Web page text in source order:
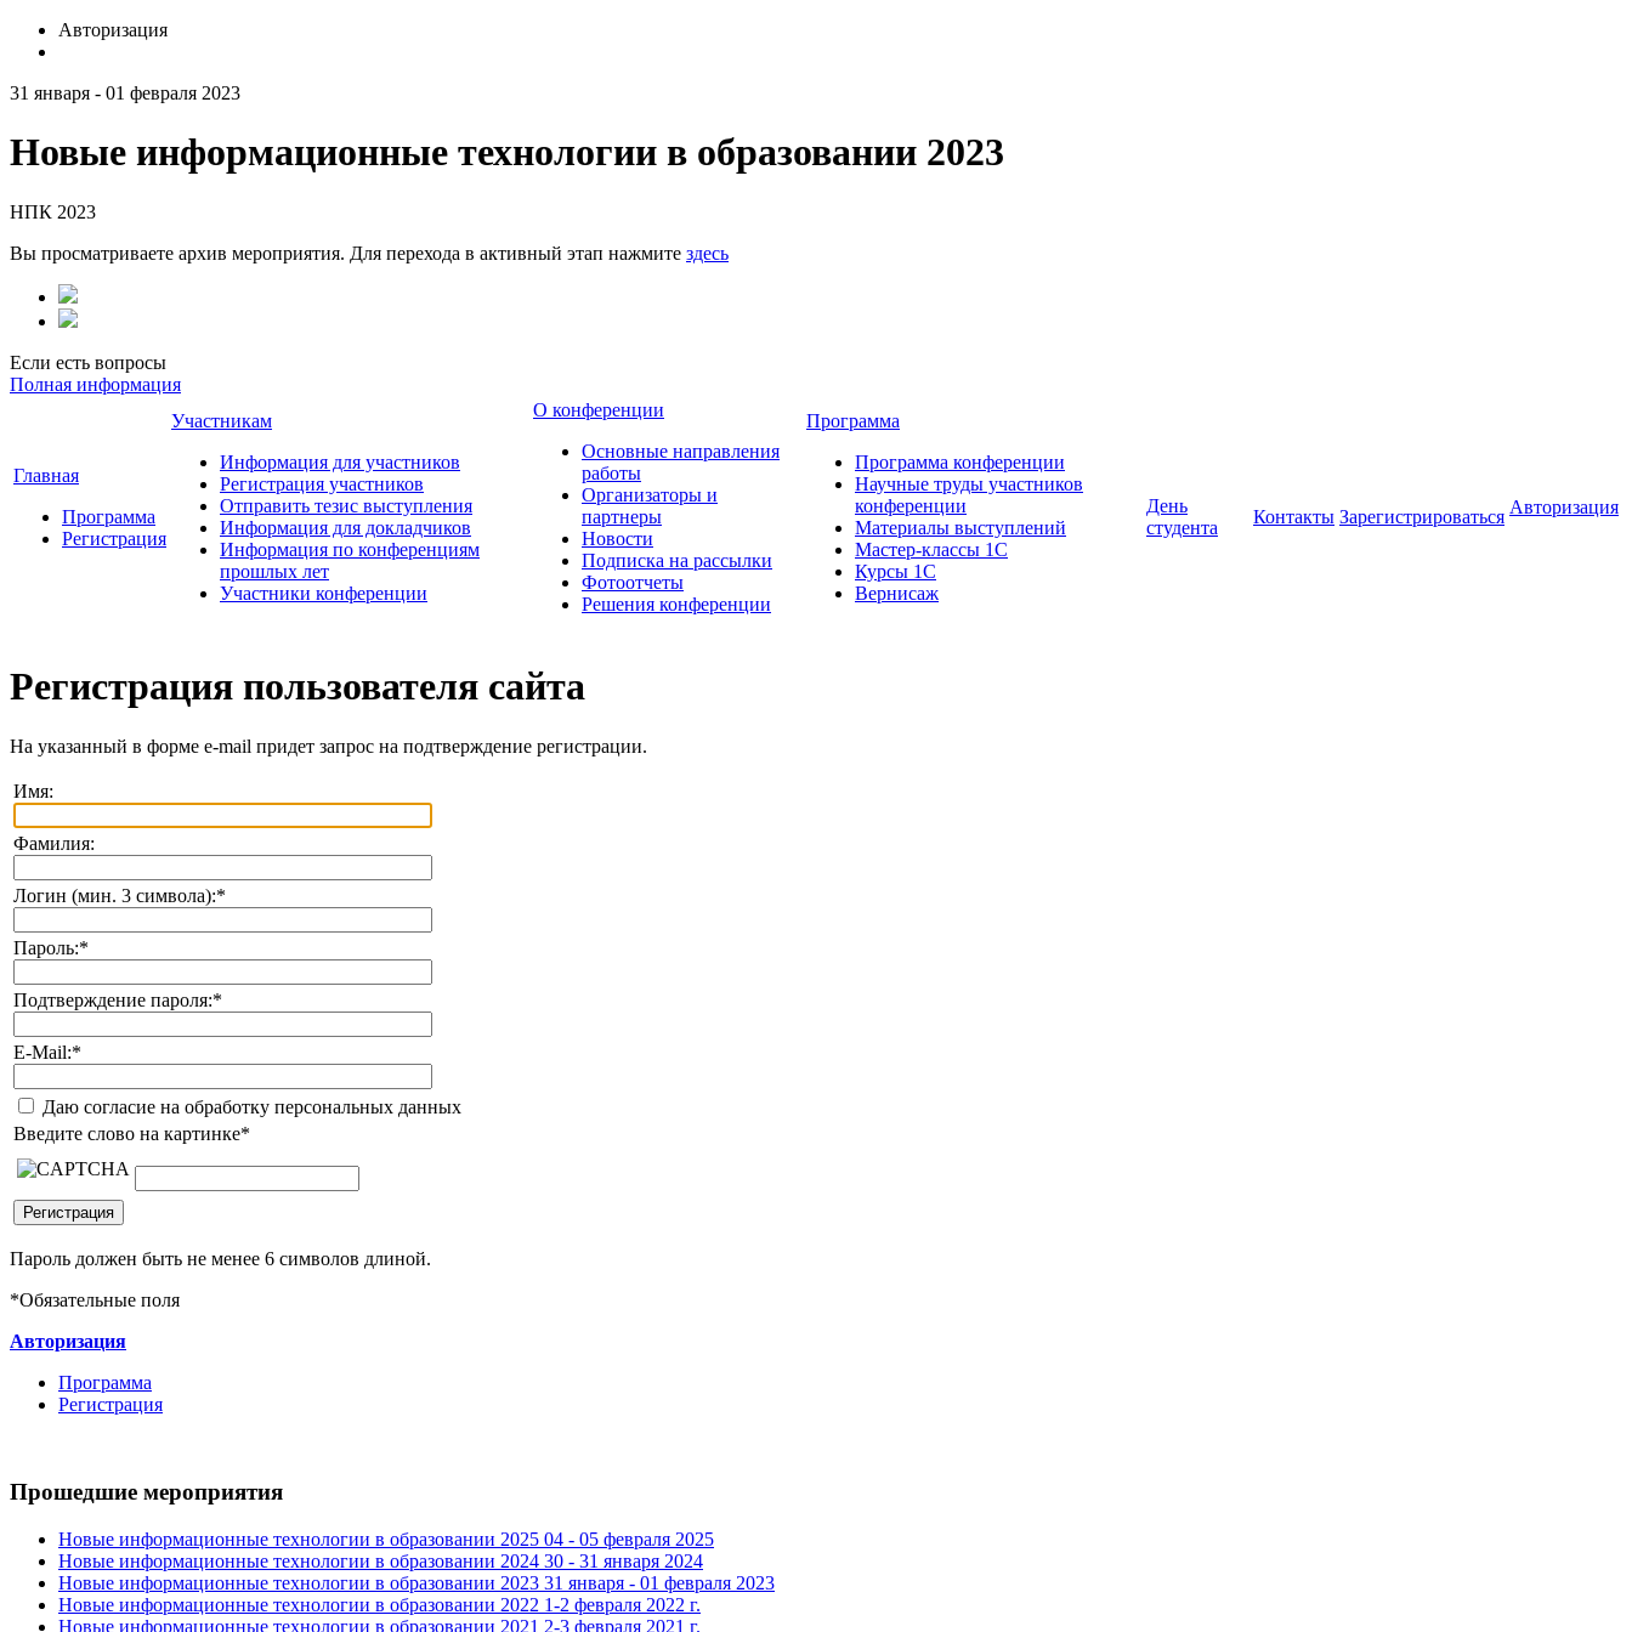
Авторизация
31 января - 01 февраля 2023
Новые информационные технологии в образовании 2023
НПК 2023
Вы просматриваете архив мероприятия. Для перехода в активный этап нажмите здесь
Если есть вопросы
Полная информация
Главная
Программа
Регистрация
Участникам
Информация для участников
Регистрация участников
Отправить тезис выступления
Информация для докладчиков
Информация по конференциям
прошлых лет
Участники конференции
О конференции
Основные направления
работы
Организаторы и
партнеры
Новости
Подписка на рассылки
Фотоотчеты
Решения конференции
Программа
Программа конференции
Научные труды участников
конференции
Материалы выступлений
Мастер-классы 1С
Курсы 1С
Вернисаж
День
студента
Контакты Зарегистрироваться Авторизация
Регистрация пользователя сайта
На указанный в форме e-mail придет запрос на подтверждение регистрации.
Имя:
Фамилия:
Логин (мин. 3 символа):*
Пароль:*
Подтверждение пароля:*
E-Mail:*
Даю согласие на обработку персональных данных
Введите слово на картинке*
Пароль должен быть не менее 6 символов длиной.
*Обязательные поля
Авторизация
Программа
Регистрация
Прошедшие мероприятия
Новые информационные технологии в образовании 2025 04 - 05 февраля 2025
Новые информационные технологии в образовании 2024 30 - 31 января 2024
Новые информационные технологии в образовании 2023 31 января - 01 февраля 2023
Новые информационные технологии в образовании 2022 1-2 февраля 2022 г.
Новые информационные технологии в образовании 2021 2-3 февраля 2021 г.